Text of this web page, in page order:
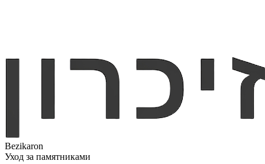
Bezikaron
Уход за памятниками